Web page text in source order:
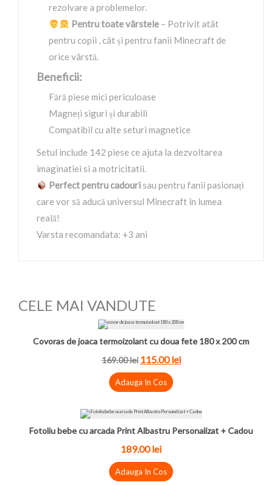
rezolvare a problemelor.
Pentru toate vârstele – Potrivit atât
pentru copii , cât și pentru fanii Minecraft de
orice vârstă.
Beneficii:
Fără piese mici periculoase
Magneți siguri și durabili
Compatibil cu alte seturi magnetice
Setul include 142 piese ce ajuta la dezvoltarea
imaginatiei si a motricitatii.
Perfect pentru cadouri sau pentru fanii pasionați
care vor să aducă universul Minecraft în lumea
reală!
Varsta recomandata: +3 ani
CELE MAI VANDUTE
Covoras de joaca termoizolant cu doua fete 180 x 200 cm
169.00lei 115.00lei
Adauga In Cos
Fotoliu bebe cu arcada Print Albastru Personalizat + Cadou
189.00lei
Adauga In Cos